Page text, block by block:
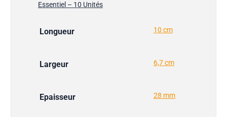
Essentiel – 10 Unités
Longueur 10 cm
Largeur 6,7 cm
Epaisseur 28 mm